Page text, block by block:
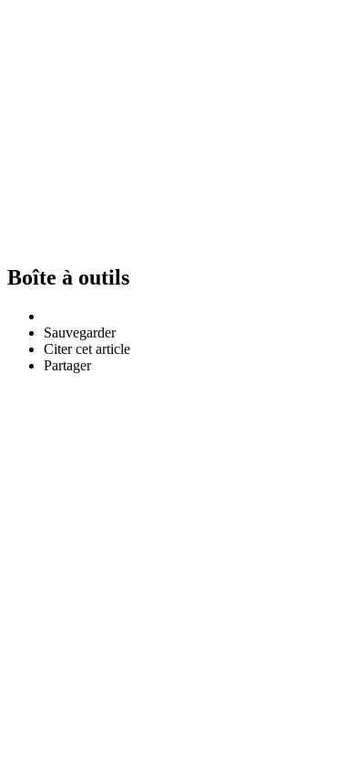
Boîte à outils
Sauvegarder
Citer cet article
Partager